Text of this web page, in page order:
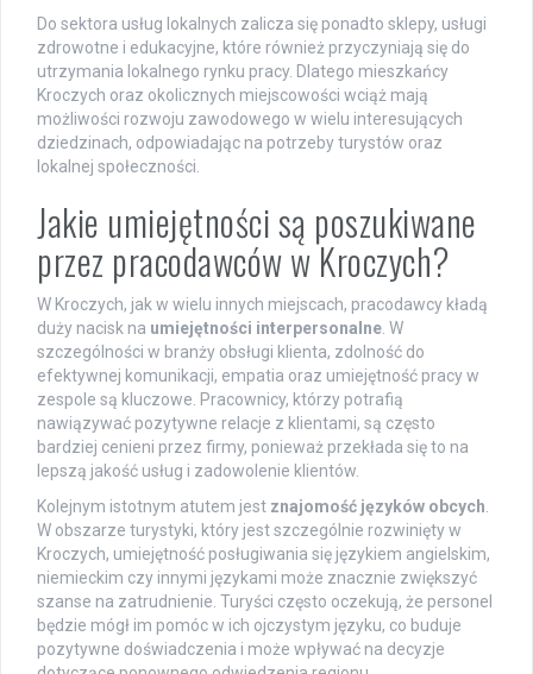
Do sektora usług lokalnych zalicza się ponadto sklepy, usługi
zdrowotne i edukacyjne, które również przyczyniają się do
utrzymania lokalnego rynku pracy. Dlatego mieszkańcy
Kroczych oraz okolicznych miejscowości wciąż mają
możliwości rozwoju zawodowego w wielu interesujących
dziedzinach, odpowiadając na potrzeby turystów oraz
lokalnej społeczności.
Jakie umiejętności są poszukiwane
przez pracodawców w Kroczych?
W Kroczych, jak w wielu innych miejscach, pracodawcy kładą
duży nacisk na umiejętności interpersonalne . W
szczególności w branży obsługi klienta, zdolność do
efektywnej komunikacji, empatia oraz umiejętność pracy w
zespole są kluczowe. Pracownicy, którzy potrafią
nawiązywać pozytywne relacje z klientami, są często
bardziej cenieni przez firmy, ponieważ przekłada się to na
lepszą jakość usług i zadowolenie klientów.
Kolejnym istotnym atutem jest znajomość języków obcych
W obszarze turystyki, który jest szczególnie rozwinięty w
Kroczych, umiejętność posługiwania się językiem angielskim,
niemieckim czy innymi językami może znacznie zwiększyć
szanse na zatrudnienie. Turyści często oczekują, że personel
będzie mógł im pomóc w ich ojczystym języku, co buduje
pozytywne doświadczenia i może wpływać na decyzje